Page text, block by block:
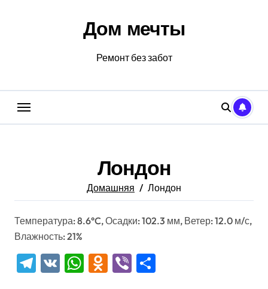
Дом мечты
Ремонт без забот
Лондон
Домашняя Лондон
Температура: 8.6°C, Осадки: 102.3 мм, Ветер: 12.0 м/с,
Влажность: 21%
Telegram
VK WhatsApp
Odnoklassniki
Viber